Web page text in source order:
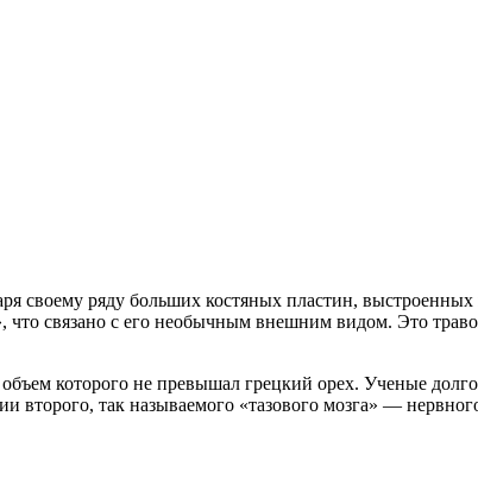
своему ряду больших костяных пластин,
что связано с его необычным внешним видом. Это
которого не превышал грецкий орех. Ученые
второго, так называемого «тазового мозга» —